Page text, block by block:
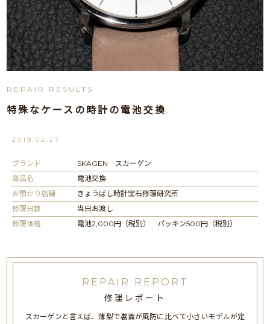
REPAIR RESULTS
特殊なケースの時計の電池交換
2019.02.27
ブランド
SKAGEN スカーゲン
商品名
電池交換
お預かり店舗
きょうばし時計宝石修理研究所
修理日数
当日お渡し
修理価格
電池2,000円（税別） パッキン500円（税別）
REPAIR REPORT
修理レポート
スカーゲンと言えば、薄型で裏蓋が風防に比べて小さいモデルが定